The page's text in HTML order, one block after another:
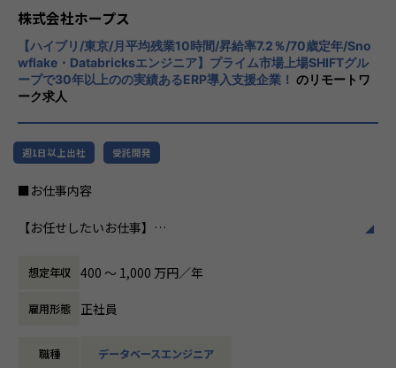
・VISION「基幹系業務DXをリード」
ITの力で人手不足の解消と流動性の拡大に寄与するサービス
を提供し、世の中の仕事の標準化の輪を広げます。
【ホープスの目指す世界】
国内全体では基幹業務の標準化は急務であるものの、大手・
多くERP導入の課題感は多い状況です。
しています。
国内サプライチェーン全体での業務標準化を狙っています。
【業務の変更の範囲】
CloudやOracle ERP Cloudなどを活用し、企
業の業務プロセスを最適化し、経営管理の強
化を図っています1。
社風/文化
社内の風通しが良く、活気に満ちた雰囲気が
特徴です。多様性を重視し、様々な国籍や背
景を持つ社員が協力し合いながら働いていま
働き方/リモートワーク
均週2～3日の在宅勤務が可能です。転勤はな
きます。残業は月平均10時間程度と少なく、
株式会社ホープス
【ハイブリ/東京/月平均残業10時間/昇給率7.2％/70歳定年/Sno
wflake・Databricksエンジニア】プライム市場上場SHIFTグル
ープで30年以上のの実績あるERP導入支援企業！ のリモートワ
ーク求人
週1日以上出社 受託開発
■お仕事内容
【お任せしたいお仕事】
したデータ活用基盤の構築・運用を通じて、
お客様のDX推進を支援いただきます。
担当工程は、企画、要件定義～リリース・保守までと幅広く
関わっていただくことができます。
データ基盤構築だけでなく分析や可視化・AI活用領域まで幅
想定年収 400 〜 1,000 万円／年
雇用形態 正社員
職種 データベースエンジニア